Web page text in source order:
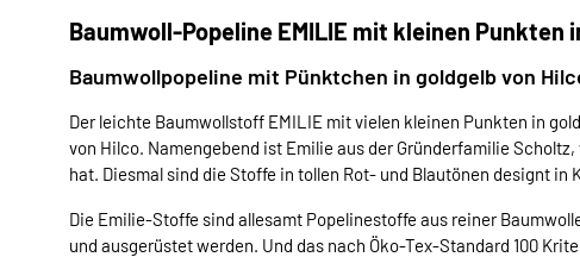
Baumwoll-Popeline EMILIE mit kleinen Punkten
Baumwollpopeline mit Pünktchen in goldgelb von
Der leichte Baumwollstoff EMILIE mit vielen kleinen Punkten in
von Hilco. Namengebend ist Emilie aus der Gründerfamilie
hat. Diesmal sind die Stoffe in tollen Rot- und Blautönen designt in
Die Emilie-Stoffe sind allesamt Popelinestoffe aus reiner
und ausgerüstet werden. Und das nach Öko-Tex-Standard 100